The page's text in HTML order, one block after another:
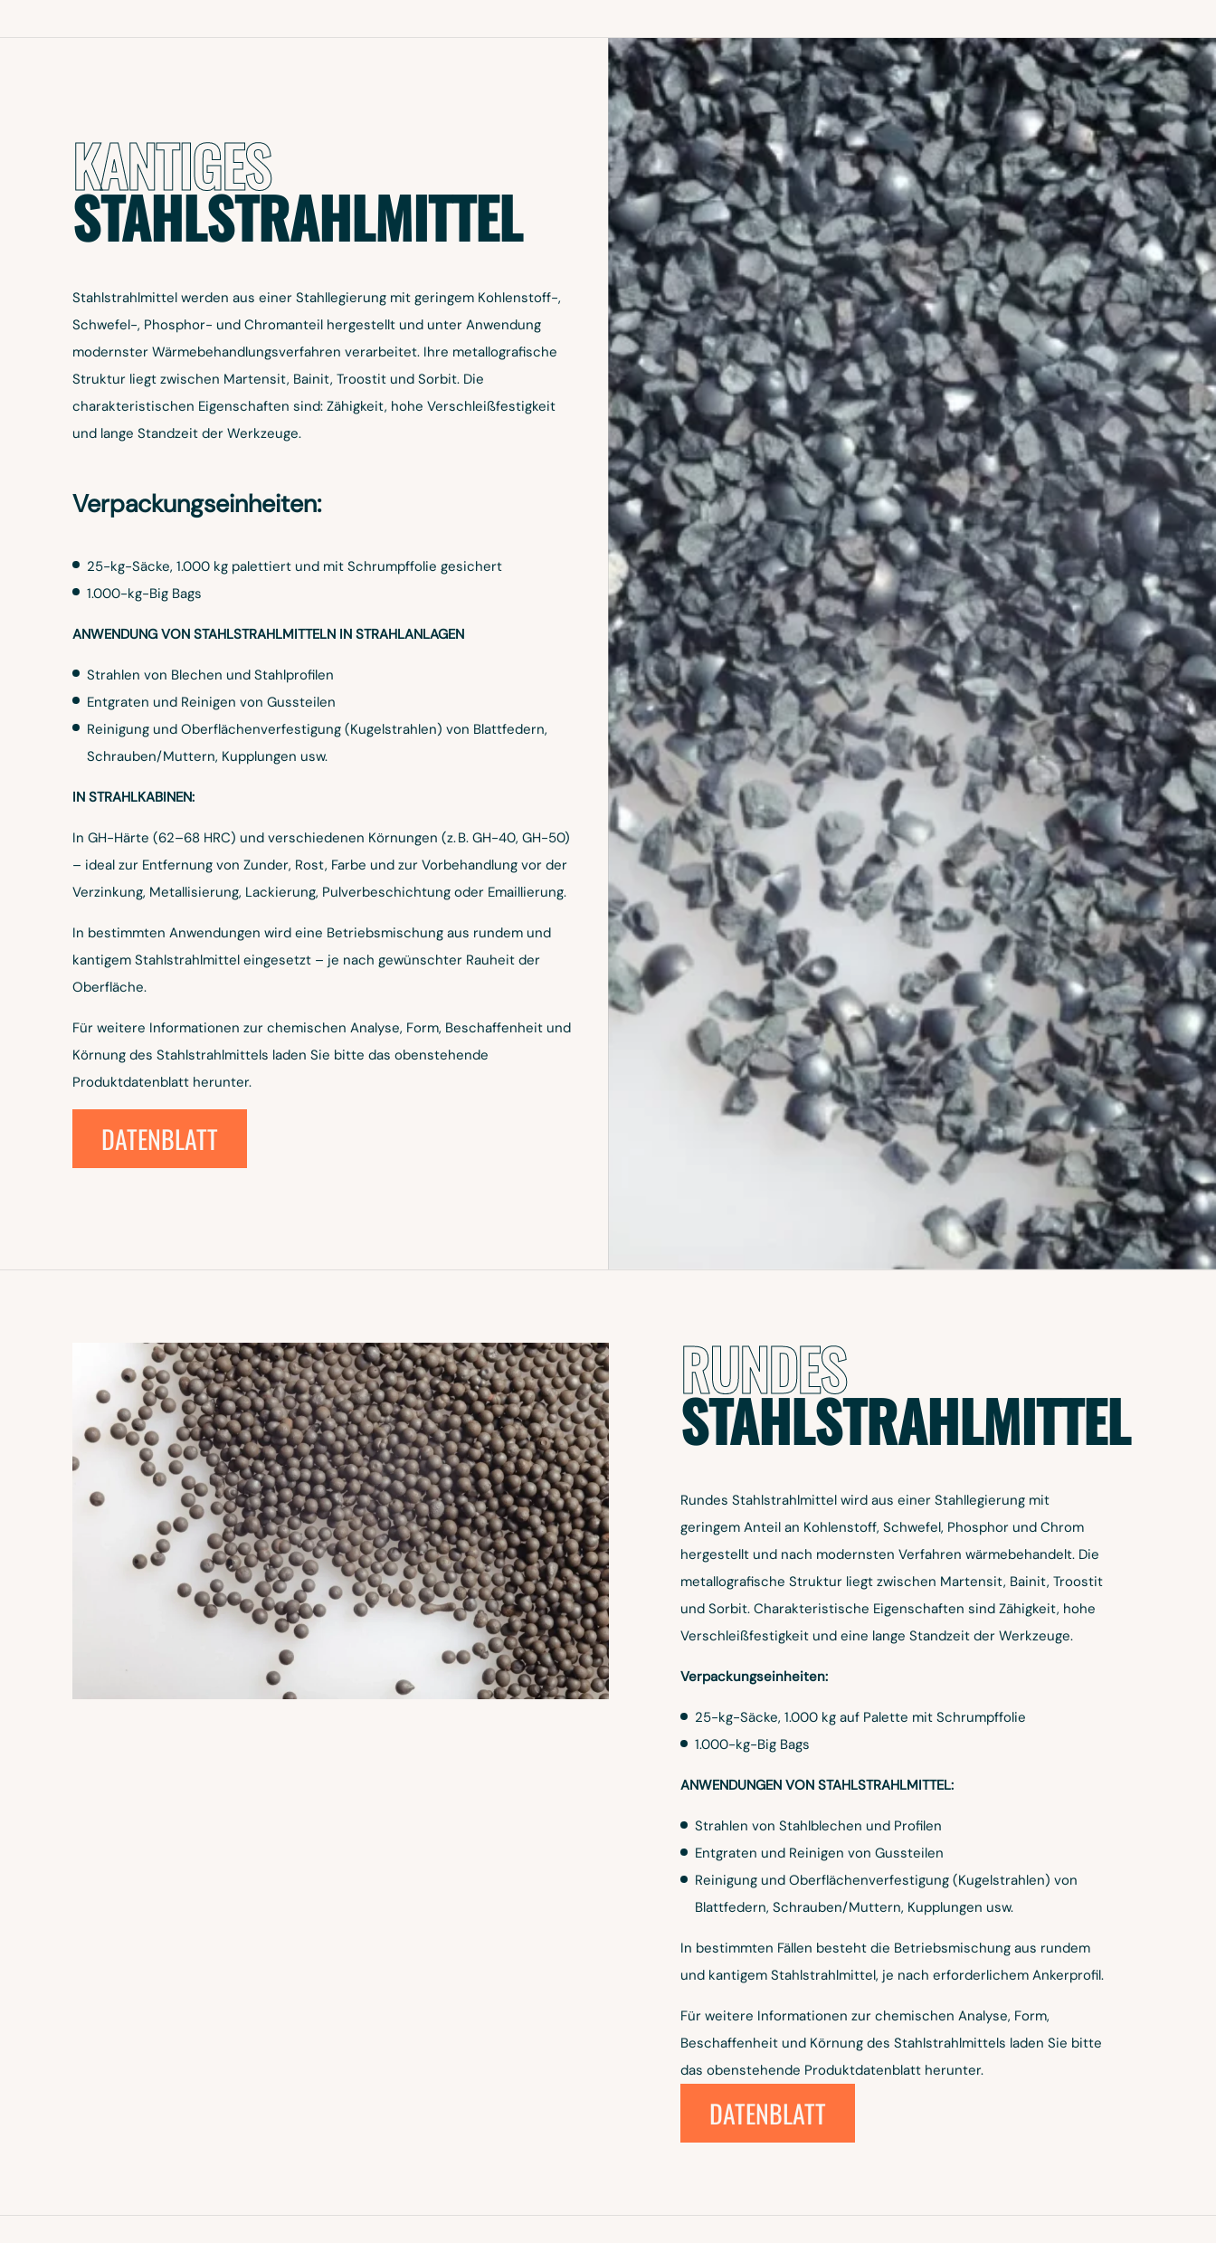
KANTIGES
STAHLSTRAHLMITTEL
Stahlstrahlmittel werden aus einer Stahllegierung mit geringem Kohlenstoff-,
Schwefel-, Phosphor- und Chromanteil hergestellt und unter Anwendung
modernster Wärmebehandlungsverfahren verarbeitet. Ihre metallografische
Struktur liegt zwischen Martensit, Bainit, Troostit und Sorbit. Die
charakteristischen Eigenschaften sind: Zähigkeit, hohe Verschleißfestigkeit
und lange Standzeit der Werkzeuge.
Verpackungseinheiten:
25-kg-Säcke, 1.000 kg palettiert und mit Schrumpffolie gesichert
1.000-kg-Big Bags
ANWENDUNG VON STAHLSTRAHLMITTELN IN STRAHLANLAGEN
Strahlen von Blechen und Stahlprofilen
Entgraten und Reinigen von Gussteilen
Reinigung und Oberflächenverfestigung (Kugelstrahlen) von Blattfedern,
Schrauben/Muttern, Kupplungen usw.
IN STRAHLKABINEN:
In GH-Härte (62–68 HRC) und verschiedenen Körnungen (z. B. GH-40, GH-50)
– ideal zur Entfernung von Zunder, Rost, Farbe und zur Vorbehandlung vor der
Verzinkung, Metallisierung, Lackierung, Pulverbeschichtung oder Emaillierung.
In bestimmten Anwendungen wird eine Betriebsmischung aus rundem und
kantigem Stahlstrahlmittel eingesetzt – je nach gewünschter Rauheit der
Oberfläche.
Für weitere Informationen zur chemischen Analyse, Form, Beschaffenheit und
Körnung des Stahlstrahlmittels laden Sie bitte das obenstehende
Produktdatenblatt herunter.
DATENBLATT
RUNDES
STAHLSTRAHLMITTEL
Rundes Stahlstrahlmittel wird aus einer Stahllegierung mit
geringem Anteil an Kohlenstoff, Schwefel, Phosphor und Chrom
hergestellt und nach modernsten Verfahren wärmebehandelt. Die
metallografische Struktur liegt zwischen Martensit, Bainit, Troostit
und Sorbit. Charakteristische Eigenschaften sind Zähigkeit, hohe
Verschleißfestigkeit und eine lange Standzeit der Werkzeuge.
Verpackungseinheiten:
25-kg-Säcke, 1.000 kg auf Palette mit Schrumpffolie
1.000-kg-Big Bags
ANWENDUNGEN VON STAHLSTRAHLMITTEL:
Strahlen von Stahlblechen und Profilen
Entgraten und Reinigen von Gussteilen
Reinigung und Oberflächenverfestigung (Kugelstrahlen) von
Blattfedern, Schrauben/Muttern, Kupplungen usw.
In bestimmten Fällen besteht die Betriebsmischung aus rundem
und kantigem Stahlstrahlmittel, je nach erforderlichem Ankerprofil.
Für weitere Informationen zur chemischen Analyse, Form,
Beschaffenheit und Körnung des Stahlstrahlmittels laden Sie bitte
das obenstehende Produktdatenblatt herunter.
DATENBLATT